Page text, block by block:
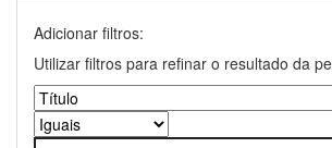
Adicionar filtros:
Utilizar filtros para refinar o resultado da